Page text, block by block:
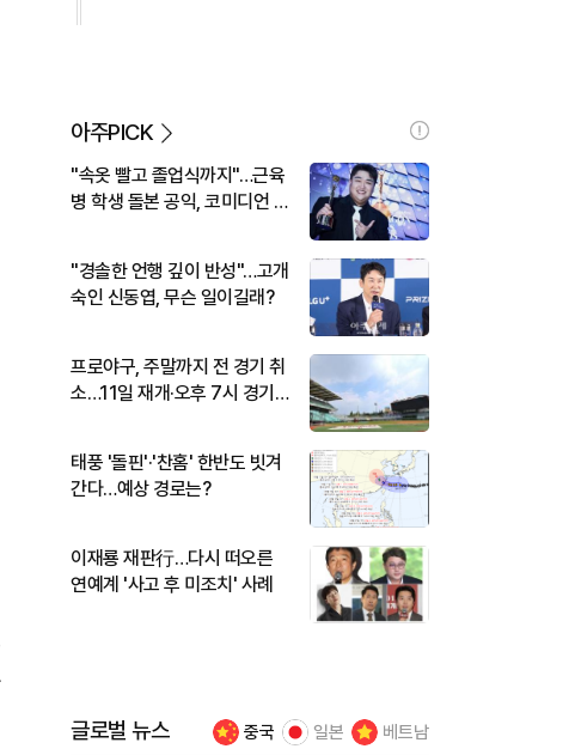
아주PICK
"속옷 빨고 졸업식까지"…근육
병 학생 돌본 공익, 코미디언 김
"경솔한 언행 깊이 반성"…고개
숙인 신동엽, 무슨 일이길래?
프로야구, 주말까지 전 경기 취
소…11일 재개·오후 7시 경기
태풍 '돌핀'·'찬홈' 한반도 빗겨
간다…예상 경로는?
이재룡 재판行…다시 떠오른
연예계 '사고 후 미조치' 사례
글로벌 뉴스 중국 일본 베트남